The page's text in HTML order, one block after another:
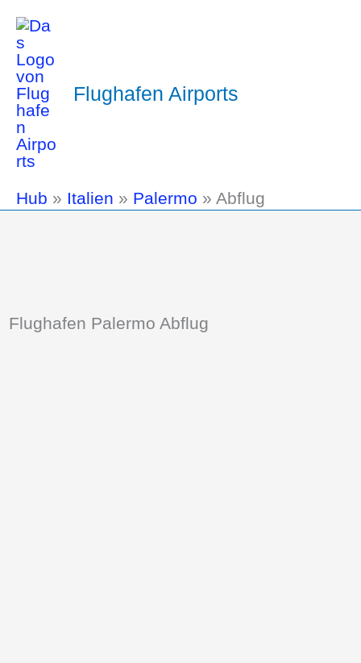
Flughafen Airports
Hub » Italien » Palermo » Abflug
Flughafen Palermo Abflug